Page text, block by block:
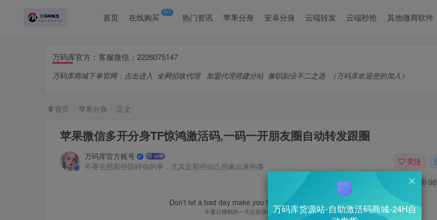
首页 在线购买 GO 热门资讯 苹果分身 安卓分身 云端转发 云端秒抢 其他微商软件
万码库官方：客服微信：2226075147
万码库商城下单官网： 点击进入 全网招收代理 加盟代理搭建分站 兼职副业不二之选 （万码库欢迎您的加入）
首页 苹果分身 正文
苹果微信多开分身TF惊鸿激活码,一码一开朋友圈自动转发跟圈
万码库官方账号
不要去想那些阻碍你的事，尤其是那些自己想象出来的事
关注
0 98
Don’t let a bad day make you feel lke you have a bad lfe.
不要让糟糕的一天让你误以为有个糟糕的人生万码库货源站-自助激活码商城-24H自